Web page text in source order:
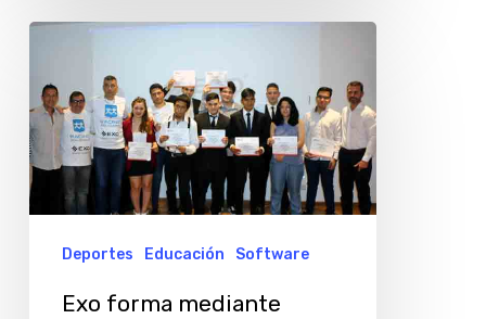
mediante
“préstamos
de
honor”
Deportes Educación Software
Exo forma mediante